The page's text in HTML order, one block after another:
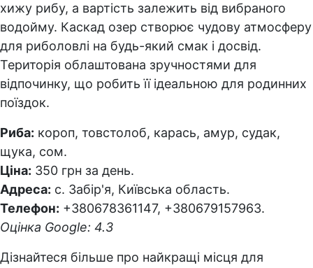
хижу рибу, а вартість залежить від вибраного
водойму. Каскад озер створює чудову атмосферу
для риболовлі на будь-який смак і досвід.
Територія облаштована зручностями для
відпочинку, що робить її ідеальною для родинних
поїздок.
Риба: короп, товстолоб, карась, амур, судак,
щука, сом.
Ціна: 350 грн за день.
Адреса: с. Забір'я, Київська область.
Телефон: +380678361147, +380679157963.
Оцінка Google: 4.3
Дізнайтеся більше про найкращі місця для